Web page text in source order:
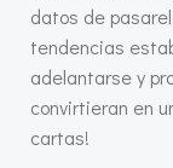
datos de
tendencias
adelantarse y
convirtieran en
cartas!